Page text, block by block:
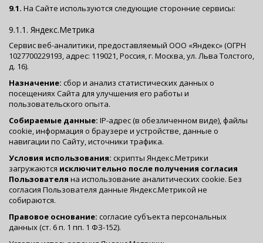
9.1. На Сайте используются следующие сторонние сервисы:
9.1.1. Яндекс.Метрика
Сервис веб-аналитики, предоставляемый ООО «Яндекс» (ОГРН
1027700229193, адрес: 119021, Россия, г. Москва, ул. Льва Толстого,
д. 16).
Назначение: сбор и анализ статистических данных о
посещениях Сайта для улучшения его работы и
пользовательского опыта.
Собираемые данные: IP-адрес (в обезличенном виде), файлы
cookie, информация о браузере и устройстве, данные о
навигации по Сайту, источники трафика.
Условия использования: скрипты Яндекс.Метрики
загружаются исключительно после получения согласия
Пользователя на использование аналитических cookie. Без
согласия Пользователя данные Яндекс.Метрикой не
собираются.
Правовое основание: согласие субъекта персональных
данных (ст. 6 п. 1 пп. 1 ФЗ-152).